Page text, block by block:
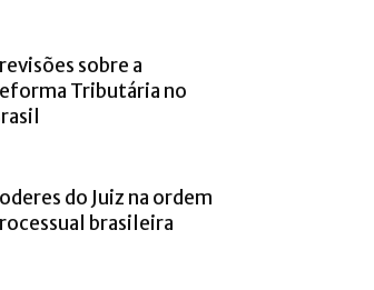
sobre a
Tributária no
do Juiz na ordem
brasileira